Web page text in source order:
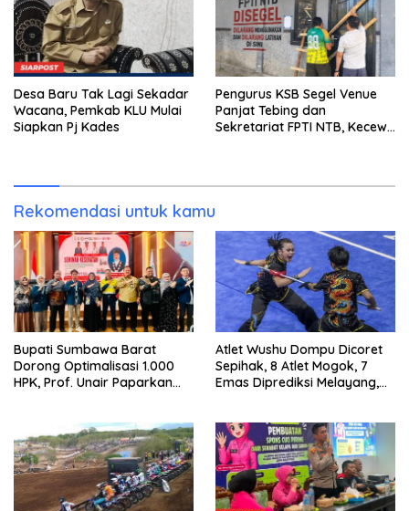
Desa Baru Tak Lagi Sekadar
Wacana, Pemkab KLU Mulai
Siapkan Pj Kades
Pengurus KSB Segel Venue
Panjat Tebing dan
Sekretariat FPTI NTB, Kecewa
Rekomendasi untuk kamu
Bupati Sumbawa Barat
Dorong Optimalisasi 1.000
HPK, Prof. Unair Paparkan
Atlet Wushu Dompu Dicoret
Sepihak, 8 Atlet Mogok, 7
Emas Diprediksi Melayang,